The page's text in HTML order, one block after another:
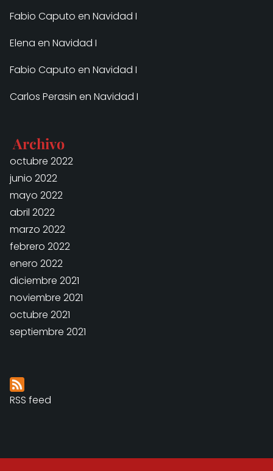
Fabio Caputo en Navidad I
Elena en Navidad I
Fabio Caputo en Navidad I
Carlos Perasin en Navidad I
Archivo
octubre 2022
junio 2022
mayo 2022
abril 2022
marzo 2022
febrero 2022
enero 2022
diciembre 2021
noviembre 2021
octubre 2021
septiembre 2021
RSS feed